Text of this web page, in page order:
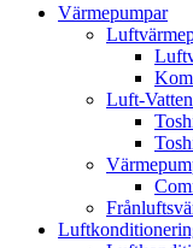
Värmepumpar
Luft-